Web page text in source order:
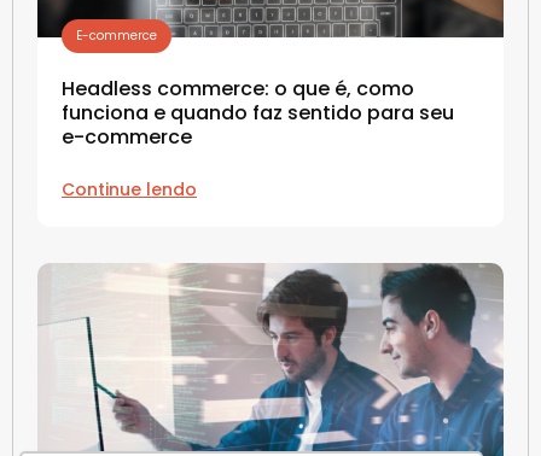
E-commerce
Headless commerce: o que é, como
funciona e quando faz sentido para seu
e-commerce
Continue lendo